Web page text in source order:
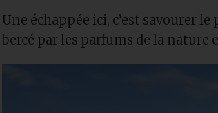
Une échappée ici, c’est savourer
bercé par les parfums de la nature